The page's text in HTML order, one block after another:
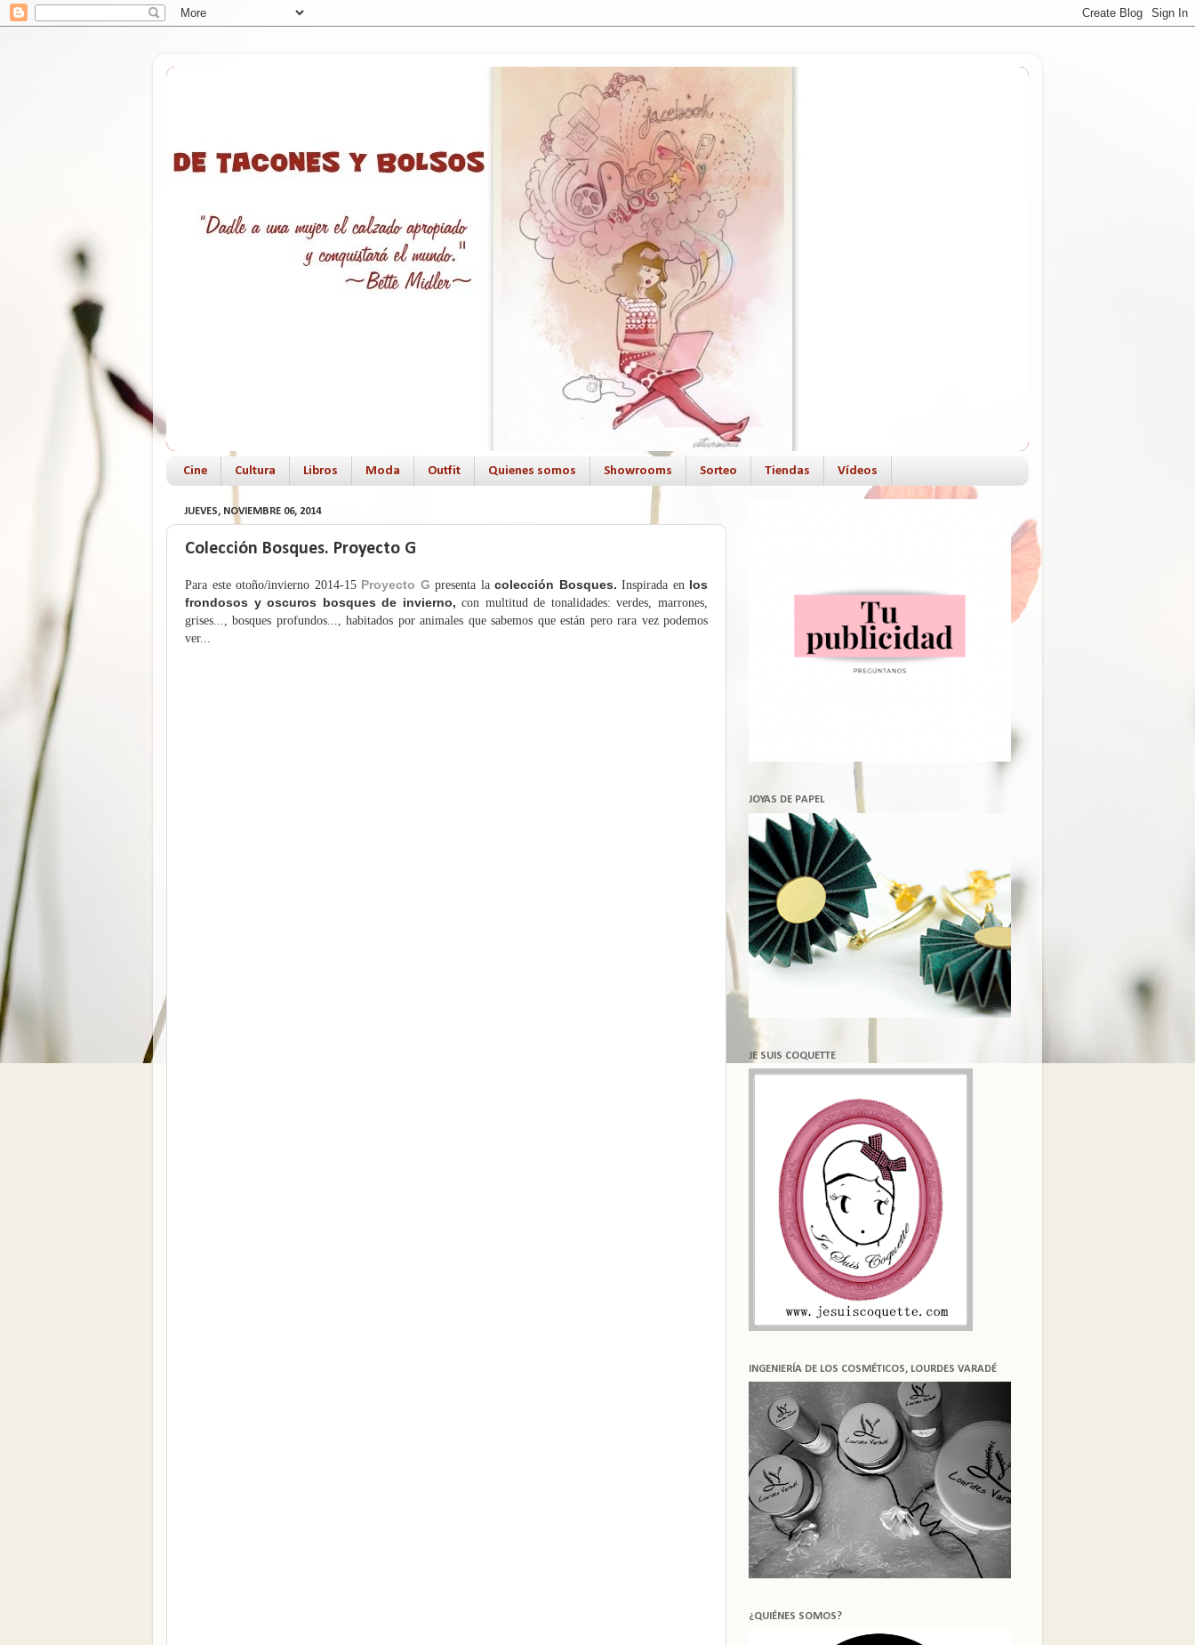
Cine Cultura Libros Moda Outfit Quienes somos Showrooms Sorteo Tiendas Vídeos
JUEVES, NOVIEMBRE 06, 2014
Colección Bosques. Proyecto G
Para este otoño/invierno 2014-15 Proyecto G presenta la colección Bosques. Inspirada en los
frondosos y oscuros bosques de invierno, con multitud de tonalidades: verdes, marrones,
grises..., bosques profundos..., habitados por animales que sabemos que están pero rara vez podemos
ver...
JOYAS DE PAPEL
JE SUIS COQUETTE
INGENIERÍA DE LOS COSMÉTICOS, LOURDES VARADÉ
¿QUIÉNES SOMOS?